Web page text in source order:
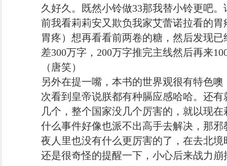
久好久。既然小铃做33那我替小铃更吧
前我看莉莉安又欺负我家艾蕾诺拉看的
胃疼）想再看看前两卷的糖，然后发现
差300万字，200万字推完主线然后再来
（唐笑）
另外在提一嘴，本书的世界观很有特色
次看到皇帝说朕都有种膈应感哈哈。还
几个，整个国家没几个厉害的，就以现
什么事件好像也派不出高手去解决，那
夜人里也没有什么更厉害的了，在去北
还是很奇怪的提醒一下，小心后来战力崩